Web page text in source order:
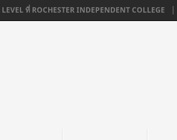
ที่ ROCHESTER INDEPENDENT COLLEGE